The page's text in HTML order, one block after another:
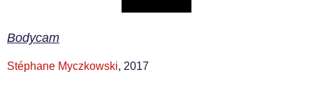
Bodycam
Stéphane Myczkowski, 2017